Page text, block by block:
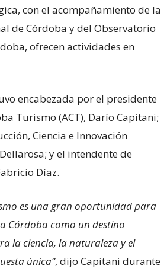
con el acompañamiento de la
de Córdoba y del Observatorio
ofrecen actividades en
encabezada por el presidente
Turismo (ACT), Darío Capitani;
Ciencia e Innovación
y el intendente de
Díaz.
es una gran oportunidad para
Córdoba como un destino
la ciencia, la naturaleza y el
única”, dijo Capitani durante